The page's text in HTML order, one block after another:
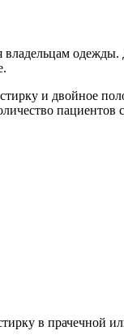
и двойное
в прачечной